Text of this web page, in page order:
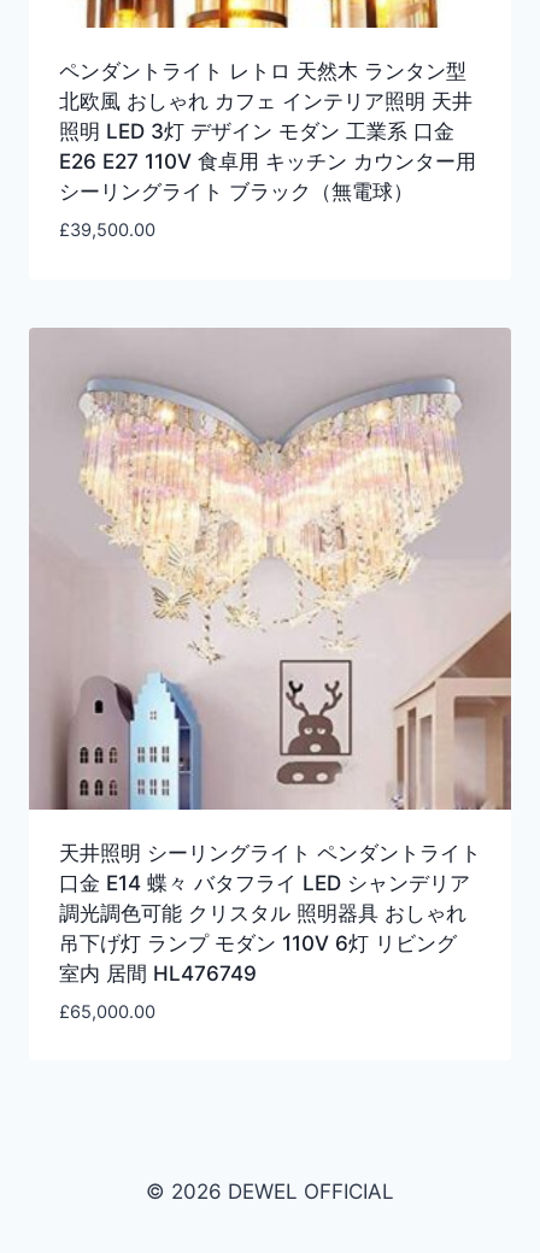
ペンダントライト レトロ 天然木 ランタン型
北欧風 おしゃれ カフェ インテリア照明 天井
照明 LED 3灯 デザイン モダン 工業系 口金
E26 E27 110V 食卓用 キッチン カウンター用
シーリングライト ブラック（無電球）
£39,500.00
天井照明 シーリングライト ペンダントライト
口金 E14 蝶々 バタフライ LED シャンデリア
調光調色可能 クリスタル 照明器具 おしゃれ
吊下げ灯 ランプ モダン 110V 6灯 リビング
室内 居間 HL476749
£65,000.00
© 2026 DEWEL OFFICIAL